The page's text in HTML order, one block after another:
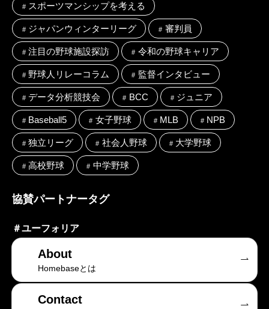
スポーツマンシップを考える
ジャパンウィンターリーグ 審判員
注目の野球施設探訪 令和の野球キャリア
野球人リレーコラム 監督インタビュー
データ分析競技会 BCC ジュニア
Baseball5 女子野球 MLB NPB
独立リーグ 社会人野球 大学野球
高校野球 中学野球
協賛パートナータグ
＃ユーフォリア
About
Homebaseとは
Contact